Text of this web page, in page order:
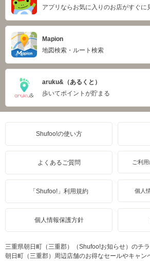
アプリならお気に入りのお店がすぐに
Mapion
地図検索・ルート検索
aruku&（あるくと）
歩いてポイントが貯まる
Shufoo!の使い方
よくあるご質問 ご利
「Shufoo!」利用規約 個人
個人情報保護方針
三重県朝日町（三重郡）（Shufoo!お知らせ）のチ
朝日町（三重郡）周辺店舗のお得なセールやキャン